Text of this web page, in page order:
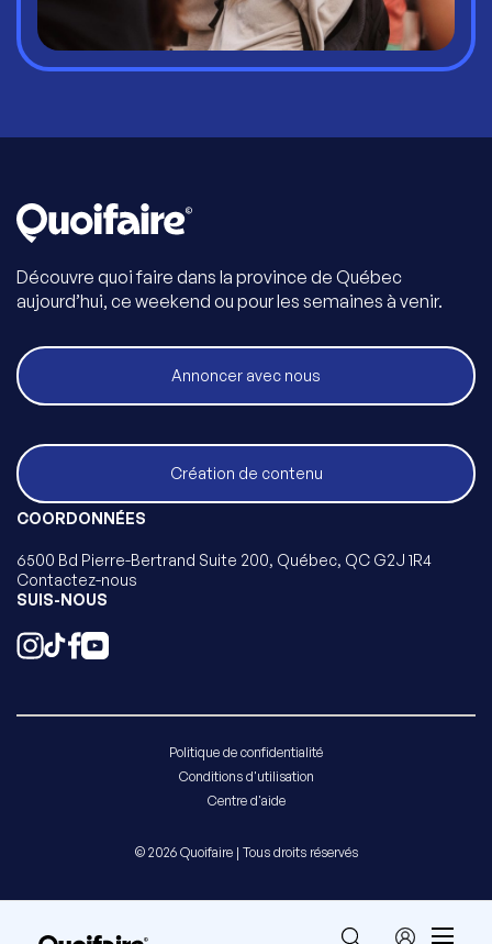
Découvre quoi faire dans la province de Québec
aujourd’hui, ce weekend ou pour les semaines à venir.
Annoncer avec nous
Création de contenu
COORDONNÉES
6500 Bd Pierre-Bertrand Suite 200, Québec, QC G2J 1R4
Contactez-nous
SUIS-NOUS
Politique de confidentialité
Conditions d'utilisation
Centre d'aide
© 2026 Quoifaire | Tous droits réservés